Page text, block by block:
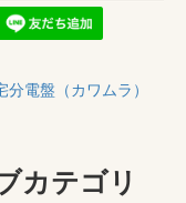
分電盤（カワムラ）
カテゴリ